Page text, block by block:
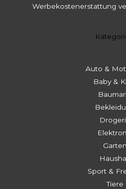
Werbekostenerstattung
Auto &
Baby &
Garten
Sport &
Tiere